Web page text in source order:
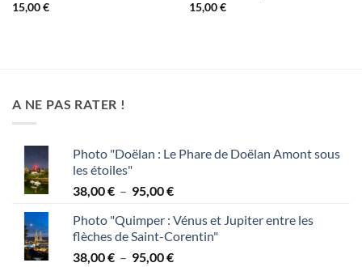
15,00€
15,00€
A NE PAS RATER !
Photo "Doëlan : Le Phare de Doëlan Amont sous
les étoiles"
38,00€ – 95,00€Plage
prix :
38,00 €
à
Photo "Quimper : Vénus et Jupiter entre les
flèches de Saint-Corentin"
38,00€ – 95,00€Plage